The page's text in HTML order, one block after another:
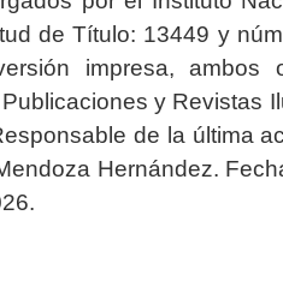
de Título: 13449 y
impresa, ambos
y Revistas
de la última
Hernández.